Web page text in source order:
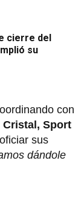
cierre del
su
con
Sport
sus
dándole